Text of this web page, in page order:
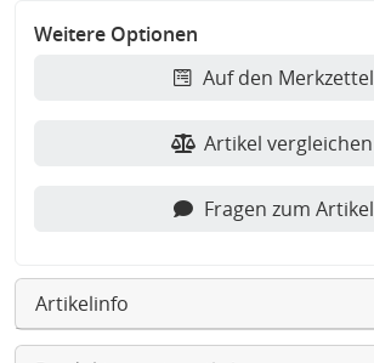
Weitere Optionen
Auf den Merkzettel
Artikel vergleichen
Fragen zum Artikel
Artikelinfo